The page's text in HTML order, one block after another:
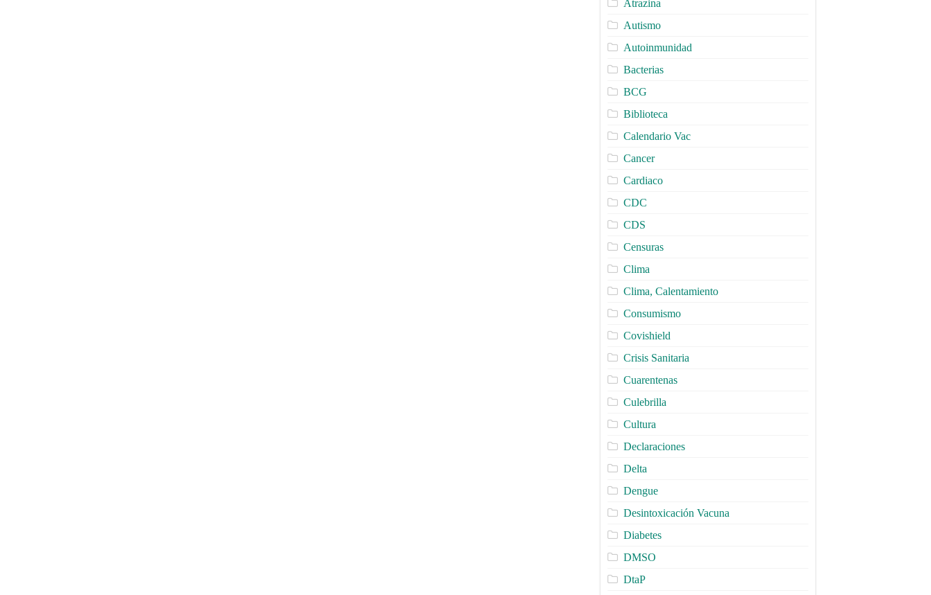
Atrazina
Autismo
Autoinmunidad
Bacterias
BCG
Biblioteca
Calendario Vac
Cancer
Cardiaco
CDC
CDS
Censuras
Clima
Clima, Calentamiento
Consumismo
Covishield
Crisis Sanitaria
Cuarentenas
Culebrilla
Cultura
Declaraciones
Delta
Dengue
Desintoxicación Vacuna
Diabetes
DMSO
DtaP